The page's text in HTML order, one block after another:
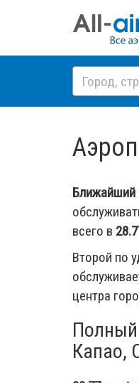
Ближайший
всего в
Второй по
центра
Полный
Капао,